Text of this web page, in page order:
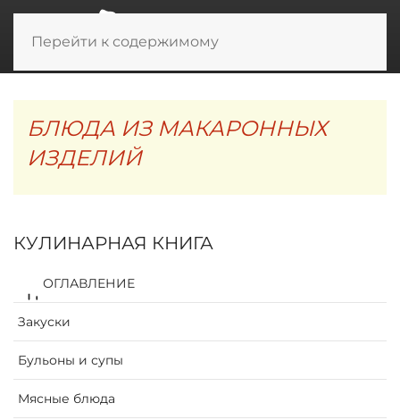
Перейти к содержимому
БЛЮДА ИЗ МАКАРОННЫХ
ИЗДЕЛИЙ
КУЛИНАРНАЯ КНИГА
ОГЛАВЛЕНИЕ
Закуски
Бульоны и супы
Мясные блюда